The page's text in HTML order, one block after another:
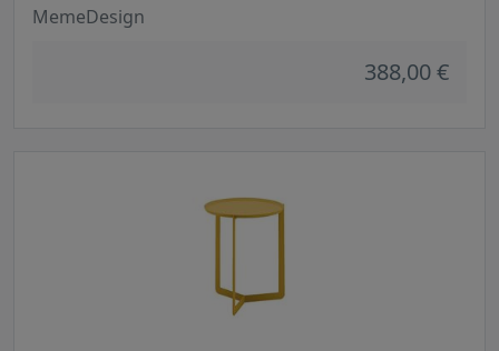
MemeDesign
388,00 €